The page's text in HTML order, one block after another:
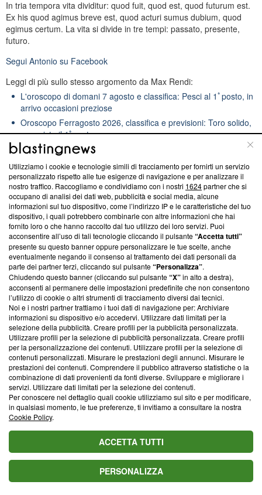
In tria tempora vita dividitur: quod fuit, quod est, quod futurum est.
Ex his quod agimus breve est, quod acturi sumus dubium, quod
egimus certum. La vita si divide in tre tempi: passato, presente,
futuro.
Segui Antonio su Facebook
Leggi di più sullo stesso argomento da Max Rendi:
L'oroscopo di domani 7 agosto e classifica: Pesci al 1ﾟposto, in
arrivo occasioni preziose
Oroscopo Ferragosto 2026, classifica e previsioni: Toro solido,
conquista il 1ﾟposto
L'oroscopo della fortuna settimana fino al 16 agosto e
Michele Caltagirone
Video Maker
SEGUI
Suggerisci una correzione
Valuta il titolo di questo articolo
Blasting News consiglia
L'oroscopo di domani 5 agosto, classifica e previsioni:
1ﾟGemelli, giornata 'no problem'
Oroscopo dei colpi di scena 11-20 agosto 2026: Toro,
sorpresa d'amore fuori dagli schemi
L'oroscopo del 7 agosto 2026: 1ﾟGemelli, 2ﾟPesci, 3ﾟ
Scorpione
L'oroscopo del 6 agosto e classifica: 1° il Cancro, che
Utilizziamo i cookie e tecnologie simili di tracciamento per fornirti un servizio
personalizzato rispetto alle tue esigenze di navigazione e per analizzare il
nostro traffico. Raccogliamo e condividiamo con i nostri 1624partner che si
occupano di analisi dei dati web, pubblicità e social media, alcune
informazioni sul tuo dispositivo, come l’indirizzo IP e le caratteristiche del tuo
dispositivo, i quali potrebbero combinarle con altre informazioni che hai
fornito loro o che hanno raccolto dal tuo utilizzo dei loro servizi. Puoi
acconsentire all’uso di tali tecnologie cliccando il pulsante“Accetta tutti”
presente su questo banner oppure personalizzare le tue scelte, anche
eventualmente negando il consenso al trattamento dei dati personali da
parte dei partner terzi, cliccando sul pulsante“Personalizza”.
Chiudendo questo banner (cliccando sul pulsante“X”in alto a destra),
acconsenti al permanere delle impostazioni predefinite che non consentono
l’utilizzo di cookie o altri strumenti di tracciamento diversi dai tecnici.
Noi e i nostri partner trattiamo i tuoi dati di navigazione per: Archiviare
informazioni su dispositivo e/o accedervi. Utilizzare dati limitati per la
selezione della pubblicità. Creare profili per la pubblicità personalizzata.
Utilizzare profili per la selezione di pubblicità personalizzata. Creare profili
per la personalizzazione dei contenuti. Utilizzare profili per la selezione di
contenuti personalizzati. Misurare le prestazioni degli annunci. Misurare le
prestazioni dei contenuti. Comprendere il pubblico attraverso statistiche o la
combinazione di dati provenienti da fonti diverse. Sviluppare e migliorare i
servizi. Utilizzare dati limitati per la selezione dei contenuti.
Per conoscere nel dettaglio quali cookie utilizziamo sul sito e per modificare,
in qualsiasi momento, le tue preferenze, ti invitiamo a consultare la nostra
Cookie Policy.
ACCETTA TUTTI
PERSONALIZZA